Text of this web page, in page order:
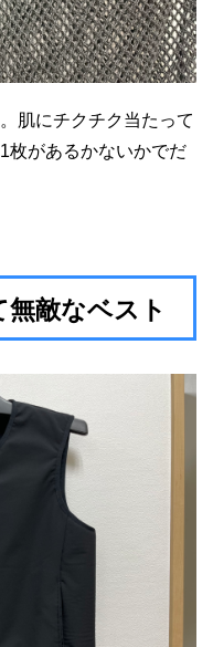
肌にチクチク当たって
枚があるかないかでだ
敵なベスト